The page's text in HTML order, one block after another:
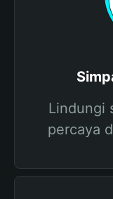
Lindungi
percaya